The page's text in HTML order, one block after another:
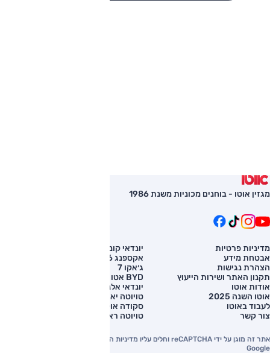
מגזין אוטו - בוחנים מכוניות משנת 1986
מדיניות פרטיות
אבטחת מידע
הצהרת נגישות
תקנון האתר ושירות הייעוץ
אודות אוטו
אוטו השנה 2025
לעבוד באוטו
צור קשר
יונדאי קונה
אקספנג G6
ג׳אקו 7
BYD אטו 3
יונדאי אלנטרה
טויוטה יאריס קרוס
סקודה אוקטביה
טויוטה ראב 4
אתר זה מוגן על ידי reCAPTCHA וחלים עליו מדיניות הפרטיות והתנאים וההגבלות של
Google